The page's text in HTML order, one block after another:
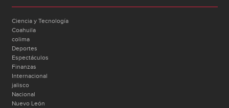
Ciencia y Tecnología
Coahuila
colima
Deportes
Espectáculos
Finanzas
Internacional
jalisco
Nacional
Nuevo León